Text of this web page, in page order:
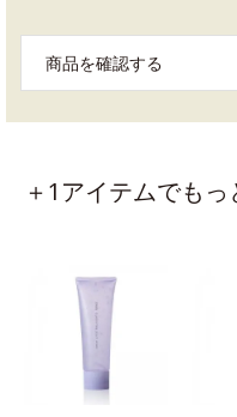
商品を確認する
＋1アイテムでもっ